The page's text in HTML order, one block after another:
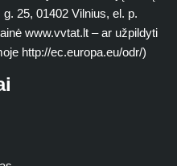
25, 01402 Vilnius, el. p.
www.vvtat.lt – ar užpildyti
http://ec.europa.eu/odr/)